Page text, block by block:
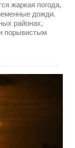
жаркая погода,
дожди.
районах,
порывистым